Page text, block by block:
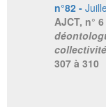
n°82 -
AJCT, n°
307 à 310